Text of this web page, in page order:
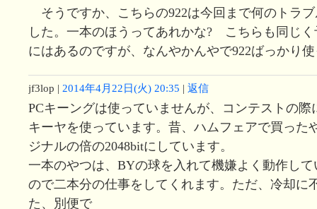
そうですか、こちらの922は今回まで何のトラ
した。一本のほうってあれかな? こちらも同じ
にはあるのですが、なんやかんやで922ばっかり
jf3lop | 2014年4月22日(火) 20:35 | 返信
PCキーングは使っていませんが、コンテストの際
キーヤを使っています。昔、ハムフェアで買った
ジナルの倍の2048bitにしています。
一本のやつは、BYの球を入れて機嫌よく動作して
ので二本分の仕事をしてくれます。ただ、冷却に
た、別便で